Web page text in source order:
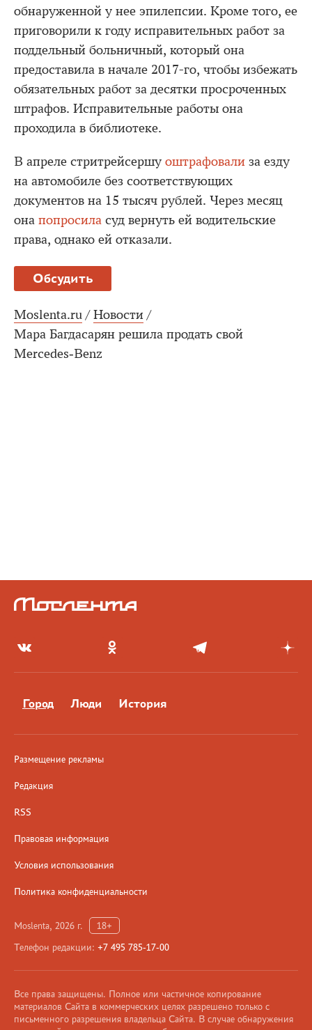
обнаруженной у нее эпилепсии. Кроме того, ее
приговорили к году исправительных работ за
поддельный больничный, который она
предоставила в начале 2017-го, чтобы избежать
обязательных работ за десятки просроченных
штрафов. Исправительные работы она
проходила в библиотеке.
В апреле стритрейсершу оштрафовали за езду
на автомобиле без соответствующих
документов на 15 тысяч рублей. Через месяц
она попросила суд вернуть ей водительские
права, однако ей отказали.
Обсудить
Moslenta.ru / Новости /
Мара Багдасарян решила продать свой
Mercedes‐Benz
Город Люди История
Размещение рекламы
Редакция
RSS
Правовая информация
Условия использования
Политика конфиденциальности
Moslenta, 2026 г.
18+
Телефон редакции: +7 495 785-17-00
Все права защищены. Полное или частичное копирование
материалов Сайта в коммерческих целях разрешено только с
письменного разрешения владельца Сайта. В случае обнаружения